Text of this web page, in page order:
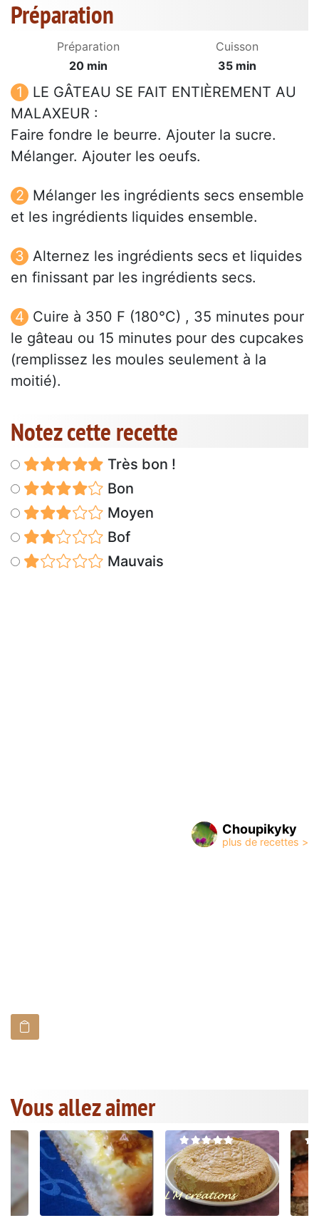
Préparation
Préparation
20 min
Cuisson
35 min
LE GÂTEAU SE FAIT ENTIÈREMENT AU
MALAXEUR :
Faire fondre le beurre. Ajouter la sucre.
Mélanger. Ajouter les oeufs.
Mélanger les ingrédients secs ensemble
et les ingrédients liquides ensemble.
Alternez les ingrédients secs et liquides
en finissant par les ingrédients secs.
Cuire à 350 F (180°C) , 35 minutes pour
le gâteau ou 15 minutes pour des cupcakes
(remplissez les moules seulement à la
moitié).
Notez cette recette
Très bon !
Bon
Moyen
Bof
Mauvais
Choupikyky
Vous allez aimer